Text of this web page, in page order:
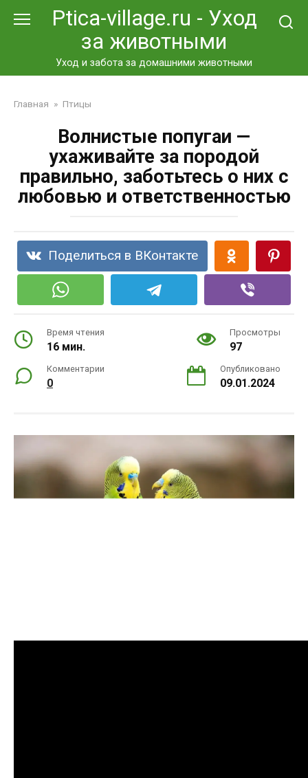
Ptica-village.ru - Уход
за животными
Уход и забота за домашними животными
Главная » Птицы
Волнистые попугаи —
ухаживайте за породой
правильно, заботьтесь о них с
любовью и ответственностью
Поделиться в ВКонтакте
Время чтения
16 мин.
Просмотры
97
Комментарии
0
Опубликовано
09.01.2024